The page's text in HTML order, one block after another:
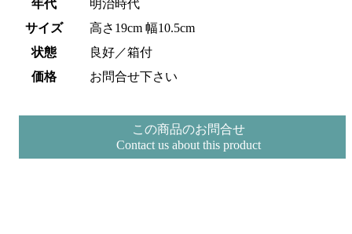
年代
明治時代
サイズ
高さ19cm 幅10.5cm
状態
良好／箱付
価格
お問合せ下さい
この商品のお問合せ
Contact us about this product